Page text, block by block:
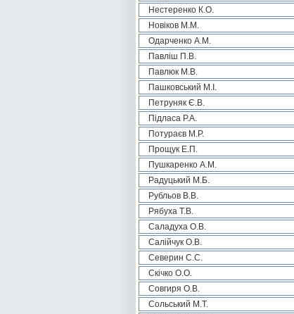
Нестеренко К.О.
Новіков М.М.
Одарченко А.М.
Павліш П.В.
Павлюк М.В.
Пашковський М.І.
Петруняк Є.В.
Підласа Р.А.
Потураєв М.Р.
Прощук Е.П.
Пушкаренко А.М.
Радуцький М.Б.
Рубльов В.В.
Рябуха Т.В.
Саладуха О.В.
Салійчук О.В.
Северин С.С.
Скічко О.О.
Совгиря О.В.
Сольський М.Т.